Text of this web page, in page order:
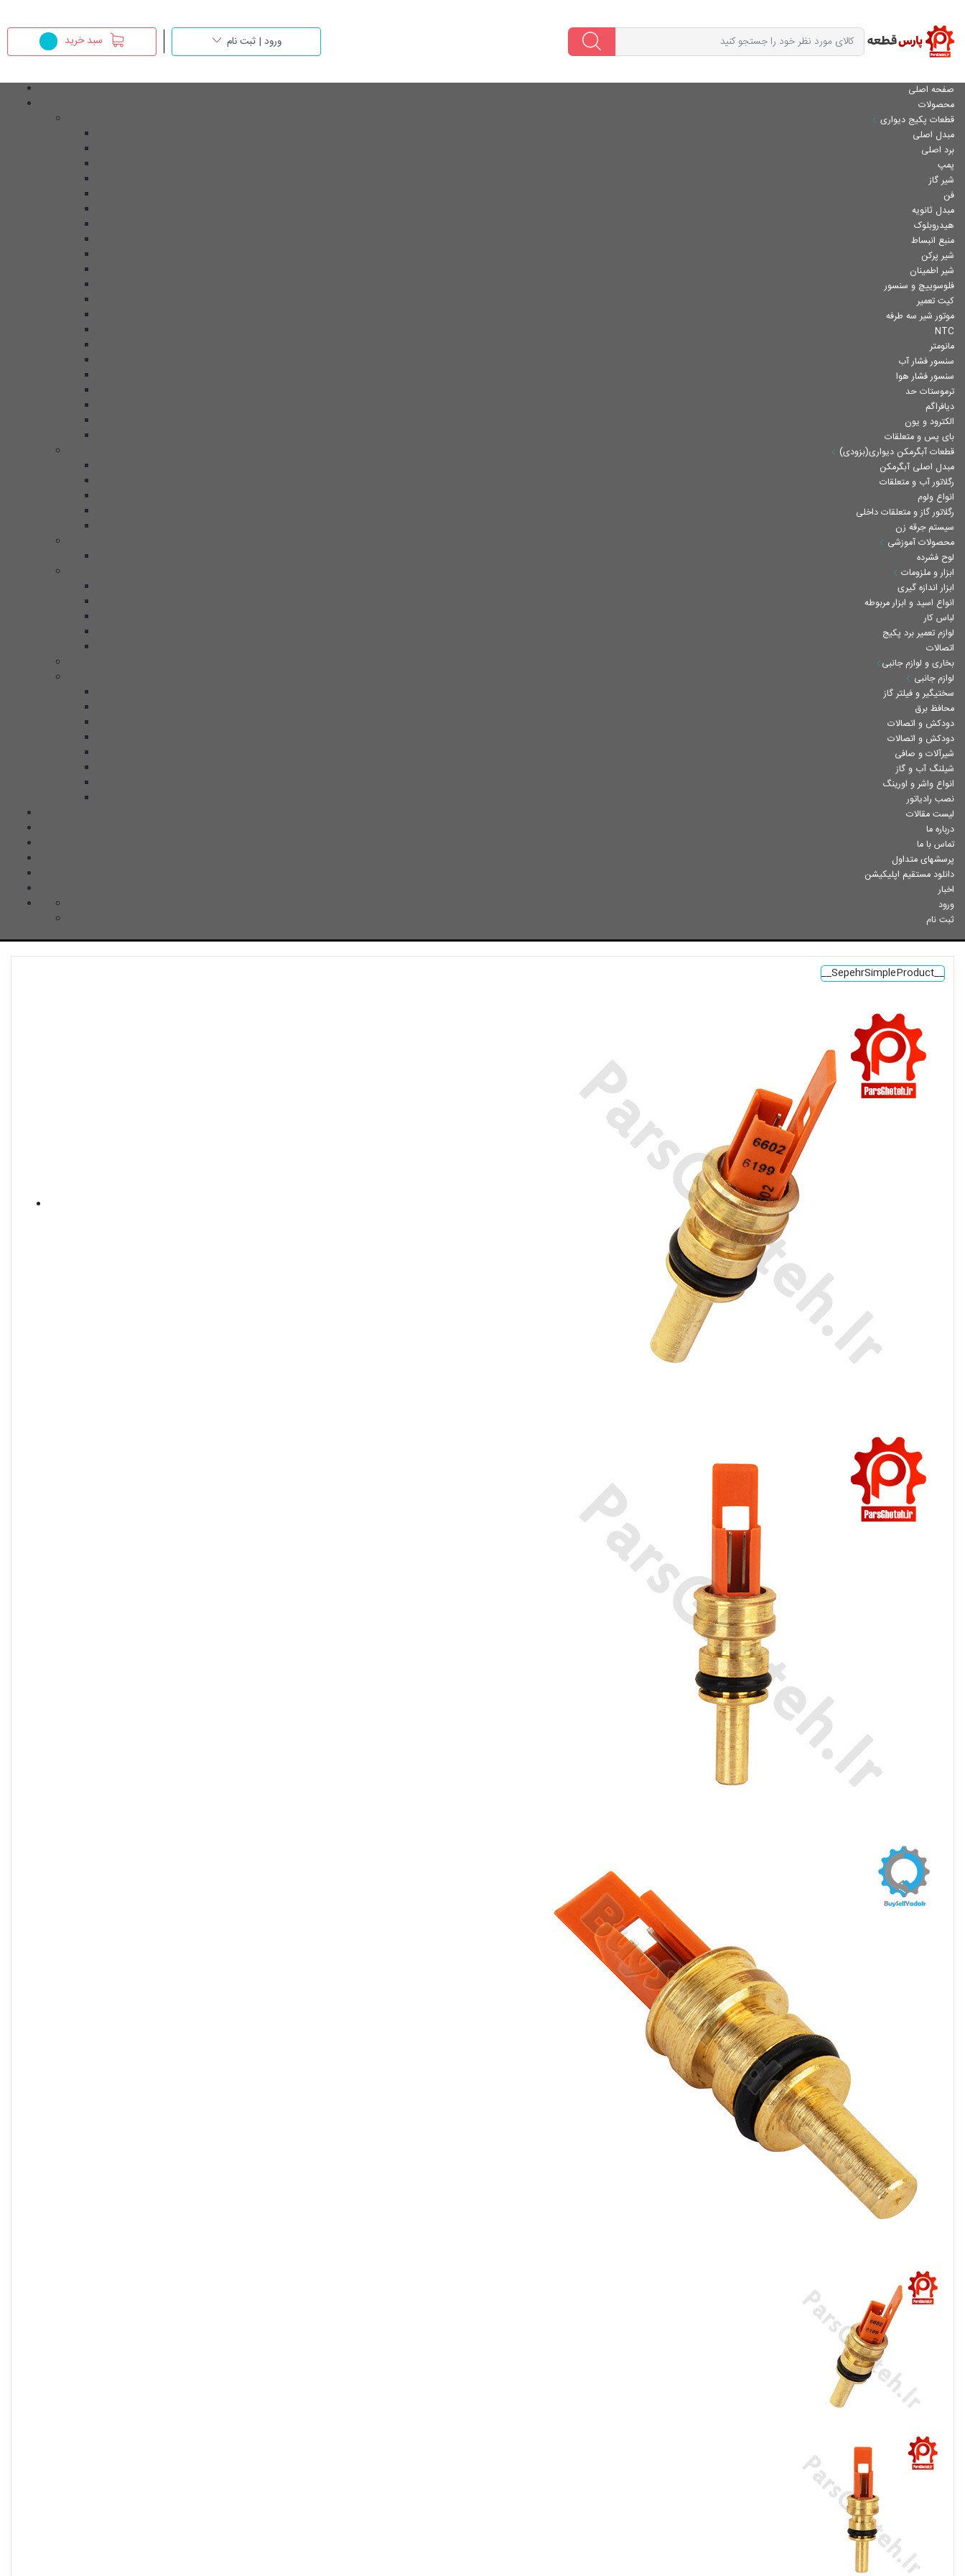
ورود | ثبت نام سبد خرید
صفحه اصلی
محصولات
قطعات پکیج دیواری
مبدل اصلی
برد اصلی
پمپ
شیر گاز
فن
مبدل ثانویه
هیدروبلوک
منبع انبساط
شیر پرکن
شیر اطمینان
فلوسوییچ و سنسور
کیت تعمیر
موتور شیر سه طرفه
NTC
مانومتر
سنسور فشار آب
سنسور فشار هوا
ترموستات حد
دیافراگم
الکترود و یون
بای پس و متعلقات
قطعات آبگرمکن دیواری(بزودی)
مبدل اصلی آبگرمکن
رگلاتور آب و متعلقات
انواع ولوم
رگلاتور گاز و متعلقات داخلی
سیستم جرقه زن
محصولات آموزشی
لوح فشرده
ابزار و ملزومات
ابزار اندازه گیری
انواع اسید و ابزار مربوطه
لباس کار
لوازم تعمیر برد پکیج
اتصالات
بخاری و لوازم جانبی
لوازم جانبی
سختیگیر و فیلتر گاز
محافظ برق
دودکش و اتصالات
دودکش و اتصالات
شیرآلات و صافی
شیلنگ آب و گاز
انواع واشر و اورینگ
نصب رادیاتور
لیست مقالات
درباره ما
تماس با ما
پرسشهای متداول
دانلود مستقیم اپلیکیشن
اخبار
ورود
ثبت نام
__SepehrSimpleProduct__